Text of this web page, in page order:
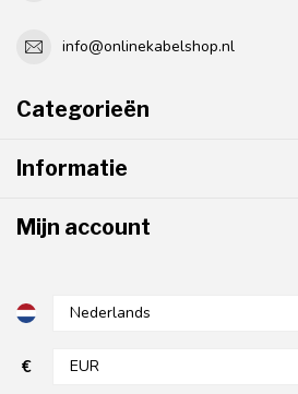
info@onlinekabelshop.nl
Categorieën
Informatie
Mijn account
€